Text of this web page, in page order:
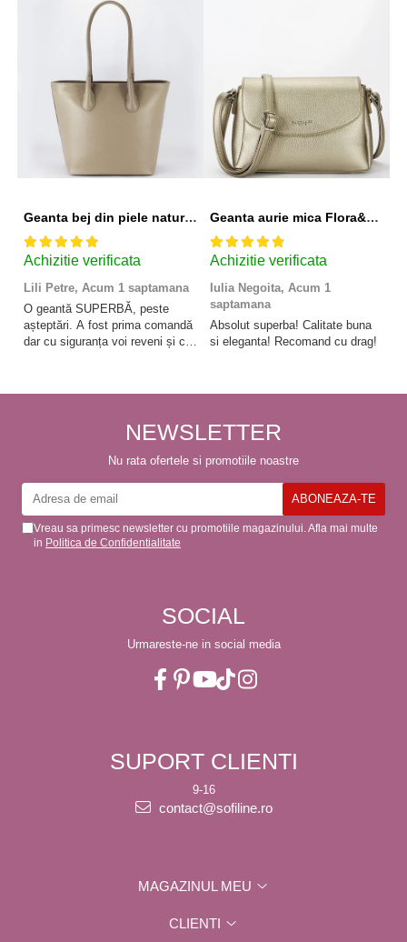
Geanta bej din piele naturala 8966 123
Achizitie verificata
Lili Petre, Acum 1 saptamana
O geantă SUPERBĂ, peste
așteptări. A fost prima comandă
dar cu siguranța voi reveni și cu
Geanta aurie mica Flora&CO Paris H6930 16
Achizitie verificata
Iulia Negoita, Acum 1
saptamana
Absolut superba! Calitate buna
si eleganta! Recomand cu drag!
NEWSLETTER
Nu rata ofertele si promotiile noastre
Vreau sa primesc newsletter cu promotiile magazinului. Afla mai multe
in Politica de Confidentialitate
SOCIAL
Urmareste-ne in social media
SUPORT CLIENTI
9-16
contact@sofiline.ro
MAGAZINUL MEU
CLIENTI